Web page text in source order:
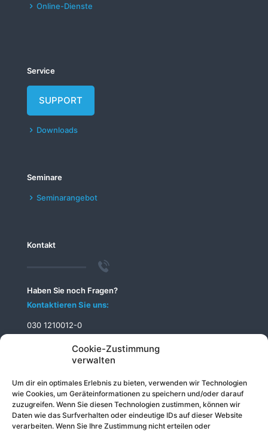
Cookie-Zustimmung
verwalten
Um dir ein optimales Erlebnis zu bieten, verwenden wir Technologien
wie Cookies, um Geräteinformationen zu speichern und/oder darauf
zuzugreifen. Wenn Sie diesen Technologien zustimmen, können wir
Daten wie das Surfverhalten oder eindeutige IDs auf dieser Website
verarbeiten. Wenn Sie Ihre Zustimmung nicht erteilen oder
Online-Dienste
Service
SUPPORT
Downloads
Seminare
Seminarangebot
Kontakt
Haben Sie noch Fragen?
Kontaktieren Sie uns:
030 1210012-0
info@telecomputer.de